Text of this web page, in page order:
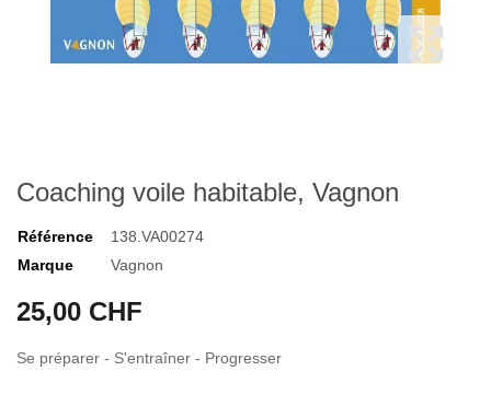
Coaching voile habitable, Vagnon
Référence
138.VA00274
Marque
Vagnon
25,00 CHF
Se préparer - S'entraîner - Progresser